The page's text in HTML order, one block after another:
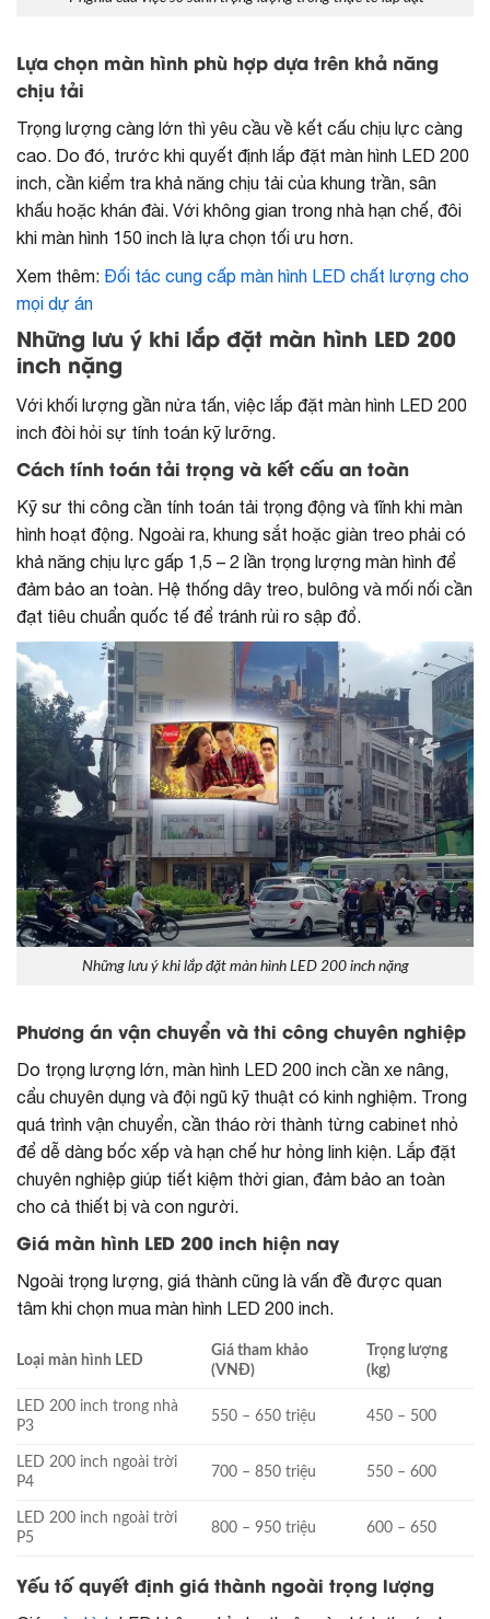
Lựa chọn màn hình phù hợp dựa trên khả năng
chịu tải
Trọng lượng càng lớn thì yêu cầu về kết cấu chịu lực càng
cao. Do đó, trước khi quyết định lắp đặt màn hình LED 200
inch, cần kiểm tra khả năng chịu tải của khung trần, sân
khấu hoặc khán đài. Với không gian trong nhà hạn chế, đôi
khi màn hình 150 inch là lựa chọn tối ưu hơn.
Xem thêm: Đối tác cung cấp màn hình LED chất lượng cho
mọi dự án
Những lưu ý khi lắp đặt màn hình LED 200
inch nặng
Với khối lượng gần nửa tấn, việc lắp đặt màn hình LED 200
inch đòi hỏi sự tính toán kỹ lưỡng.
Cách tính toán tải trọng và kết cấu an toàn
Kỹ sư thi công cần tính toán tải trọng động và tĩnh khi màn
hình hoạt động. Ngoài ra, khung sắt hoặc giàn treo phải có
khả năng chịu lực gấp 1,5 – 2 lần trọng lượng màn hình để
đảm bảo an toàn. Hệ thống dây treo, bulông và mối nối cần
đạt tiêu chuẩn quốc tế để tránh rủi ro sập đổ.
Những lưu ý khi lắp đặt màn hình LED 200 inch nặng
Phương án vận chuyển và thi công chuyên nghiệp
Do trọng lượng lớn, màn hình LED 200 inch cần xe nâng,
cẩu chuyên dụng và đội ngũ kỹ thuật có kinh nghiệm. Trong
quá trình vận chuyển, cần tháo rời thành từng cabinet nhỏ
để dễ dàng bốc xếp và hạn chế hư hỏng linh kiện. Lắp đặt
chuyên nghiệp giúp tiết kiệm thời gian, đảm bảo an toàn
cho cả thiết bị và con người.
Giá màn hình LED 200 inch hiện nay
Ngoài trọng lượng, giá thành cũng là vấn đề được quan
tâm khi chọn mua màn hình LED 200 inch.
Loại màn hình LED
Giá tham khảo
(VNĐ)
Trọng lượng
(kg)
LED 200 inch trong nhà
P3
550 – 650 triệu 450 – 500
LED 200 inch ngoài trời
P4
700 – 850 triệu 550 – 600
LED 200 inch ngoài trời
P5
800 – 950 triệu 600 – 650
Yếu tố quyết định giá thành ngoài trọng lượng